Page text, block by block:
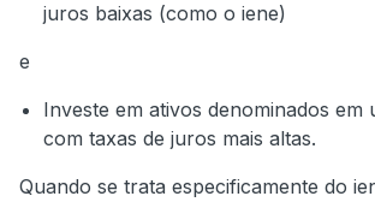
juros baixas (como o iene)
e
Investe em ativos denominados em
com taxas de juros mais altas.
Quando se trata especificamente do